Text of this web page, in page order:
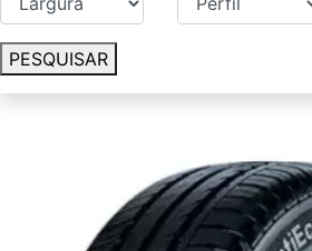
PESQUISAR